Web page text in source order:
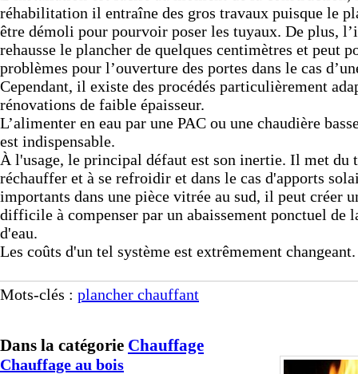
réhabilitation il entraîne des gros travaux puisque le
être démoli pour pourvoir poser les tuyaux. De plus,
rehausse le plancher de quelques centimètres et peut
problèmes pour l’ouverture des portes dans le cas
Cependant, il existe des procédés particulièrement
rénovations de faible épaisseur.
L’alimenter en eau par une PAC ou une chaudière
est indispensable.
À l'usage, le principal défaut est son inertie. Il met du
réchauffer et à se refroidir et dans le cas d'apports
importants dans une pièce vitrée au sud, il peut créer
difficile à compenser par un abaissement ponctuel de
d'eau.
Les coûts d'un tel système est extrêmement changeant.
Mots-clés : plancher chauffant
Dans la catégorie Chauffage
Chauffage au bois